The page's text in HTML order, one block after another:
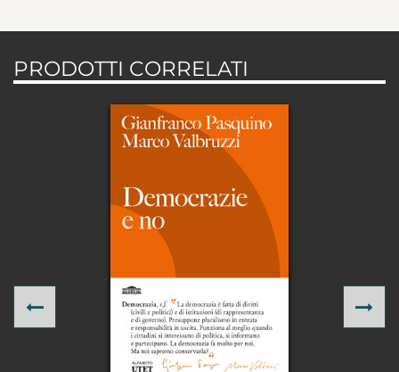
PRODOTTI CORRELATI
Previous